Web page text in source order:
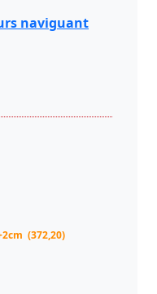
naviguant
(372,20)